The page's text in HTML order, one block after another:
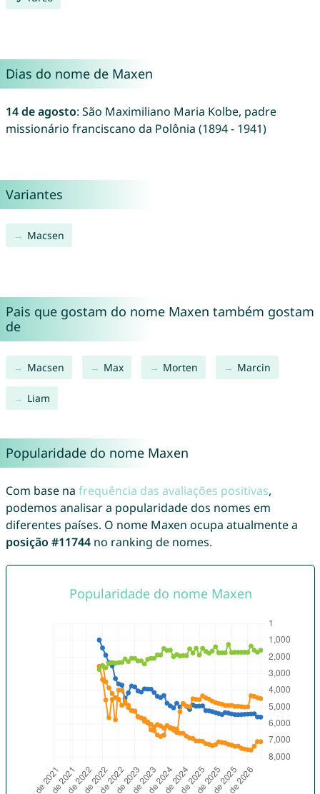
Dias do nome de Maxen
14 de agosto: São Maximiliano Maria Kolbe, padre
missionário franciscano da Polônia (1894 - 1941)
Variantes
Macsen
Pais que gostam do nome Maxen também gostam
de
Macsen Max Morten Marcin
Liam
Popularidade do nome Maxen
Com base na frequência das avaliações positivas,
podemos analisar a popularidade dos nomes em
diferentes países. O nome Maxen ocupa atualmente a
posição #11744no ranking de nomes.